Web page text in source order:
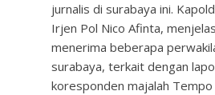
jurnalis di surabaya ini.
Irjen Pol Nico Afinta,
menerima beberapa
surabaya, terkait dengan
koresponden majalah Tempo